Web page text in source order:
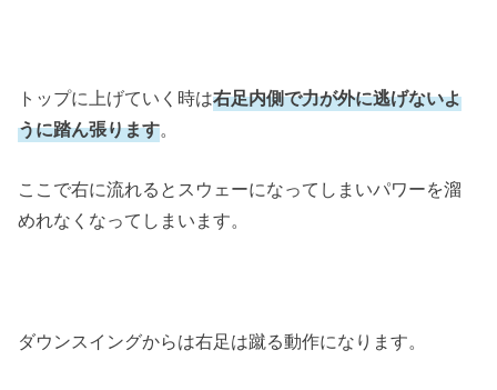
トップに上げていく時は右足内側で力が外に逃げないよ
うに踏ん張ります。
ここで右に流れるとスウェーになってしまいパワーを溜
めれなくなってしまいます。
ダウンスイングからは右足は蹴る動作になります。